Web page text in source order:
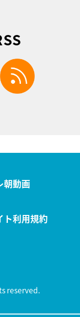
朝動画
ト利用規約
reserved.